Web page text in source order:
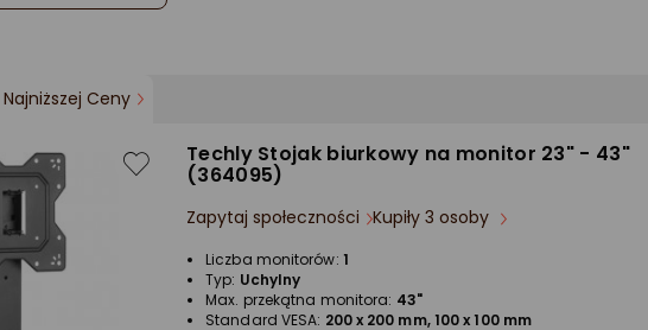
Ceny
Techly Stojak biurkowy na monitor 23" - 43"
(364095)
Zapytaj społeczności Kupiły 3 osoby
Liczba monitorów: 1
Typ: Uchylny
Max. przekątna monitora: 43"
Standard VESA: 200 x 200 mm, 100 x 100 mm